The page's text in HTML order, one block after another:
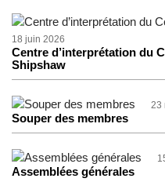
18 juin 2026
Centre d’interprétation du
Shipshaw
23
Souper des membres
Assemblées générales